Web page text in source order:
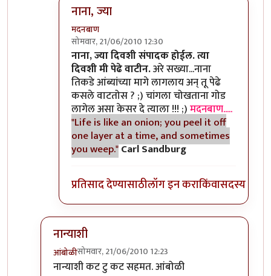
नाना, ज्या
मदनबाण
सोमवार, 21/06/2010 12:30
In reply to>>काहीbyII विकास II
नाना, ज्या दिवशी संपादक होईल. त्या
दिवशी मी पेढे वाटीन.अरे सख्या...नाना
तिकडे आंब्यांच्या मागे लागलाय अन् तू पेढे
कसले वाटतोस ? ;) चांगला चोखताना गोड
लागेल असा केसर दे त्याला !!! ;)मदनबाण.....
"Life is like an onion; you peel it off
one layer at a time, and sometimes
you weep."Carl Sandburg
प्रतिसाद देण्यासाठीलॉग इन कराकिंवासदस्य व्हा
नान्याशी
आंबोळीसोमवार, 21/06/2010 12:23
In reply to>>मिपावरbyअवलिया
नान्याशी कट टु कट सहमत. आंबोळी